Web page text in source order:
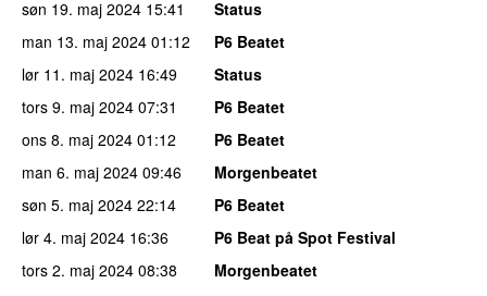
søn 19. maj 2024 15:41
Status
man 13. maj 2024 01:12
P6 Beatet
lør 11. maj 2024 16:49
Status
tors 9. maj 2024 07:31
P6 Beatet
ons 8. maj 2024 01:12
P6 Beatet
man 6. maj 2024 09:46
Morgenbeatet
søn 5. maj 2024 22:14
P6 Beatet
lør 4. maj 2024 16:36
P6 Beat på Spot Festival
tors 2. maj 2024 08:38
Morgenbeatet